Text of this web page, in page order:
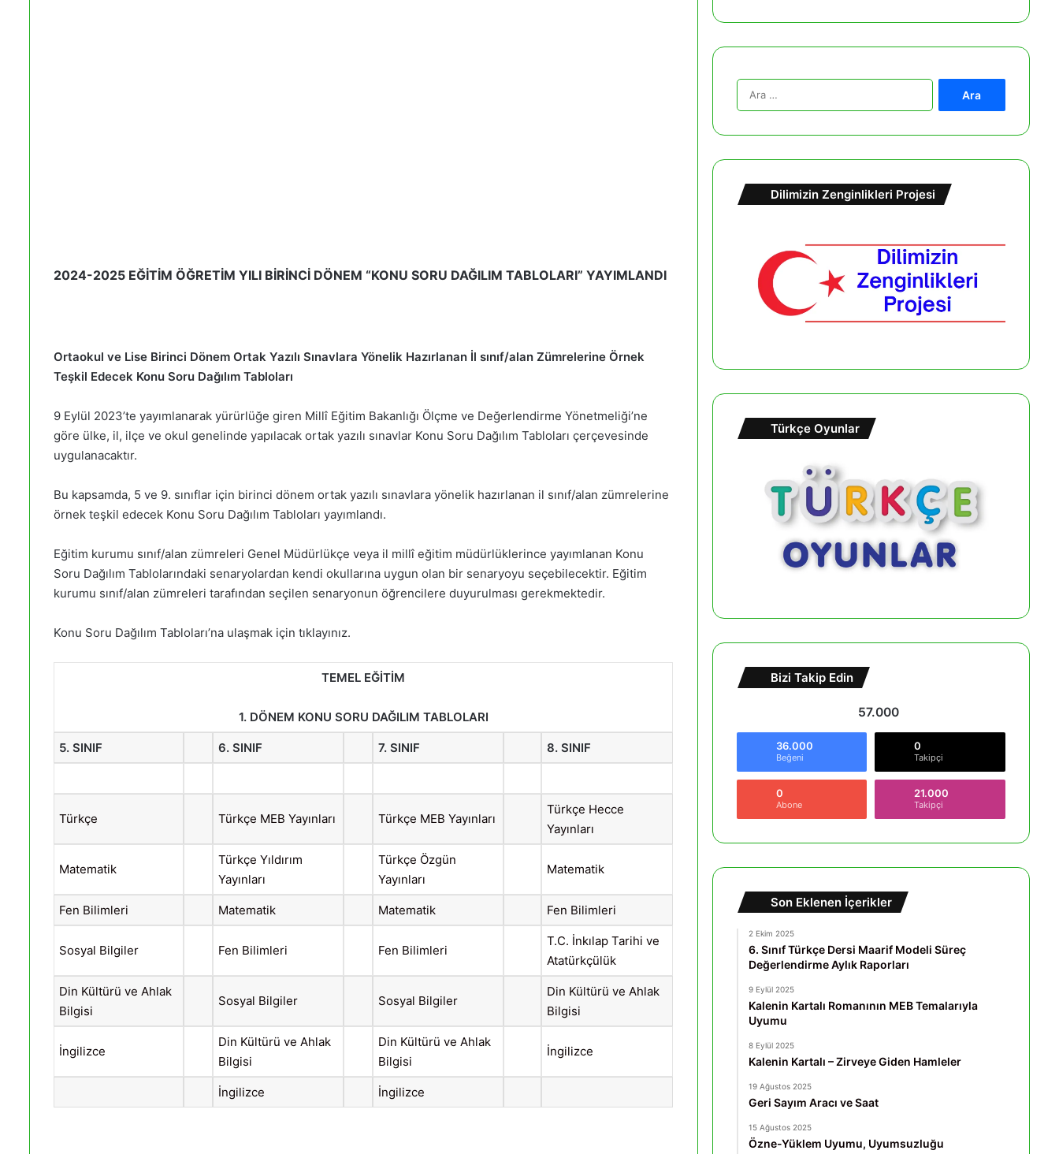
2024-2025 EĞİTİM ÖĞRETİM YILI BİRİNCİ DÖNEM “KONU SORU DAĞILIM TABLOLARI” YAYIMLANDI
Ortaokul ve Lise Birinci Dönem Ortak Yazılı Sınavlara Yönelik Hazırlanan İl sınıf/alan Zümrelerine Örnek
Teşkil Edecek Konu Soru Dağılım Tabloları
9 Eylül 2023’te yayımlanarak yürürlüğe giren Millî Eğitim Bakanlığı Ölçme ve Değerlendirme Yönetmeliği’ne
göre ülke, il, ilçe ve okul genelinde yapılacak ortak yazılı sınavlar Konu Soru Dağılım Tabloları çerçevesinde
uygulanacaktır.
Bu kapsamda, 5 ve 9. sınıflar için birinci dönem ortak yazılı sınavlara yönelik hazırlanan il sınıf/alan zümrelerine
örnek teşkil edecek Konu Soru Dağılım Tabloları yayımlandı.
Eğitim kurumu sınıf/alan zümreleri Genel Müdürlükçe veya il millî eğitim müdürlüklerince yayımlanan Konu
Soru Dağılım Tablolarındaki senaryolardan kendi okullarına uygun olan bir senaryoyu seçebilecektir. Eğitim
kurumu sınıf/alan zümreleri tarafından seçilen senaryonun öğrencilere duyurulması gerekmektedir.
Konu Soru Dağılım Tabloları’na ulaşmak için tıklayınız.
TEMEL EĞİTİM
1. DÖNEM KONU SORU DAĞILIM TABLOLARI
5. SINIF 6. SINIF 7. SINIF 8. SINIF
Türkçe Türkçe MEB Yayınları Türkçe MEB Yayınları
Türkçe Hecce
Yayınları
Matematik
Türkçe Yıldırım
Yayınları
Türkçe Özgün
Yayınları
Matematik
Fen Bilimleri Matematik Matematik Fen Bilimleri
Sosyal Bilgiler Fen Bilimleri Fen Bilimleri
T.C. İnkılap Tarihi ve
Atatürkçülük
Din Kültürü ve Ahlak
Bilgisi
Sosyal Bilgiler Sosyal Bilgiler
Din Kültürü ve Ahlak
Bilgisi
İngilizce
Din Kültürü ve Ahlak
Bilgisi
Din Kültürü ve Ahlak
Bilgisi
İngilizce
İngilizce İngilizce
m
Dilimizin Zenginlikleri Projesi
Türkçe Oyunlar
Bizi Takip Edin
57.000
36.000
Beğeni
0
Takipçi
0
Abone
21.000
Takipçi
Son Eklenen İçerikler
2 Ekim 2025
6. Sınıf Türkçe Dersi Maarif Modeli Süreç
Değerlendirme Aylık Raporları
9 Eylül 2025
Kalenin Kartalı Romanının MEB Temalarıyla
Uyumu
8 Eylül 2025
Kalenin Kartalı – Zirveye Giden Hamleler
19 Ağustos 2025
Geri Sayım Aracı ve Saat
15 Ağustos 2025
Özne-Yüklem Uyumu, Uyumsuzluğu